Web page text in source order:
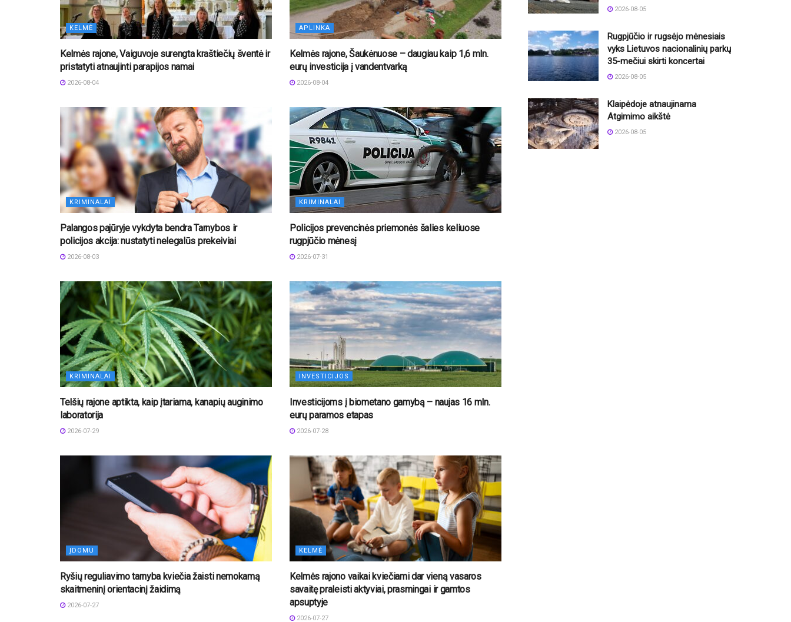
KELMĖ
Kelmės rajone, Vaiguvoje surengta kraštiečių šventė ir
pristatyti atnaujinti parapijos namai
2026-08-04
APLINKA
Kelmės rajone, Šaukėnuose – daugiau kaip 1,6 mln.
eurų investicija į vandentvarką
2026-08-04
KRIMINALAI
Palangos pajūryje vykdyta bendra Tarnybos ir
policijos akcija: nustatyti nelegalūs prekeiviai
2026-08-03
KRIMINALAI
Policijos prevencinės priemonės šalies keliuose
rugpjūčio mėnesį
2026-07-31
KRIMINALAI
Telšių rajone aptikta, kaip įtariama, kanapių auginimo
laboratorija
2026-07-29
INVESTICIJOS
Investicijoms į biometano gamybą – naujas 16 mln.
eurų paramos etapas
2026-07-28
ĮDOMU
Ryšių reguliavimo tarnyba kviečia žaisti nemokamą
skaitmeninį orientacinį žaidimą
2026-07-27
KELMĖ
Kelmės rajono vaikai kviečiami dar vieną vasaros
savaitę praleisti aktyviai, prasmingai ir gamtos
apsuptyje
2026-07-27
2026-08-05
Rugpjūčio ir rugsėjo mėnesiais
vyks Lietuvos nacionalinių parkų
35-mečiui skirti koncertai
2026-08-05
Klaipėdoje atnaujinama
Atgimimo aikštė
2026-08-05